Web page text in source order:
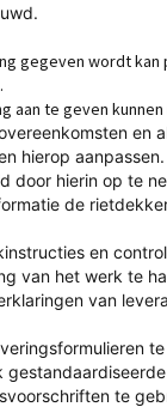
gegeven wordt
aan te geven
en
hierop aanpassen.
door hierin op te
de
en
van het werk te
van
gestandaardiseerde
te